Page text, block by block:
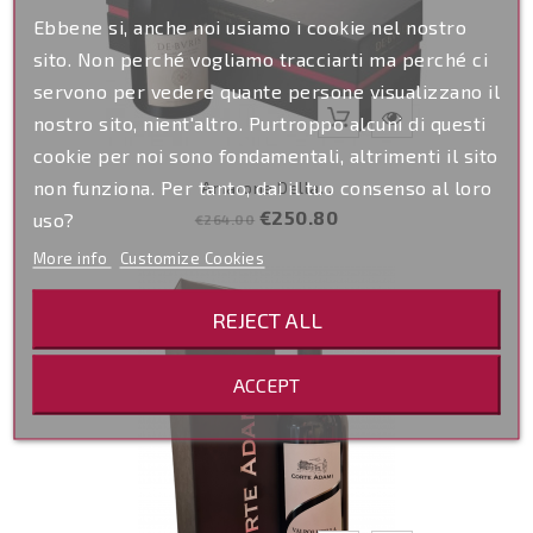
Amarone Della...
Regular
€264.00 Price
€250.80
Ebbene si, anche noi usiamo i cookie nel nostro
sito. Non perché vogliamo tracciarti ma perché ci
servono per vedere quante persone visualizzano il
nostro sito, nient'altro. Purtroppo alcuni di questi
cookie per noi sono fondamentali, altrimenti il sito
non funziona. Per tanto, dai il tuo consenso al loro
uso?
More info Customize Cookies
REJECT ALL
ACCEPT